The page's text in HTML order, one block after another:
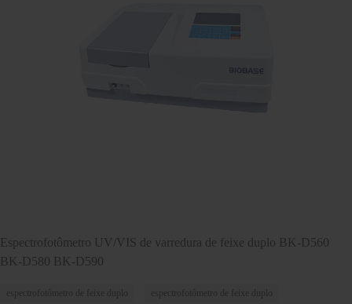
Espectrofotômetro UV/VIS de varredura de feixe duplo BK-D560
BK-D580 BK-D590
espectrofotômetro de feixe duplo espectrofotômetro de feixe duplo